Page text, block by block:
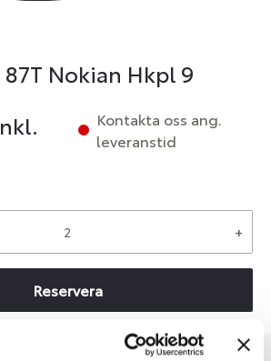
87T Nokian Hkpl 9
Kontakta oss ang.
leveranstid
+
Reservera